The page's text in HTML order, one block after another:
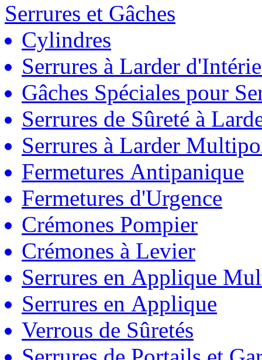
Serrures et Gâches
Cylindres
Serrures à Larder
Gâches Spéciales pour
Serrures de Sûreté à
Serrures à Larder
Fermetures Antipanique
Fermetures d'Urgence
Crémones Pompier
Crémones à Levier
Serrures en Applique
Serrures en Applique
Verrous de Sûretés